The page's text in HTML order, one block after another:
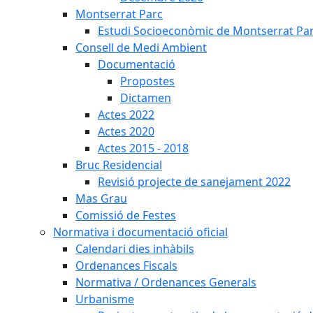
Montserrat Parc
Estudi Socioeconòmic de Montserrat
Consell de Medi Ambient
Documentació
Propostes
Dictamen
Actes 2022
Actes 2020
Actes 2015 - 2018
Bruc Residencial
Revisió projecte de sanejament 2022
Mas Grau
Comissió de Festes
Normativa i documentació oficial
Calendari dies inhàbils
Ordenances Fiscals
Normativa / Ordenances Generals
Urbanisme